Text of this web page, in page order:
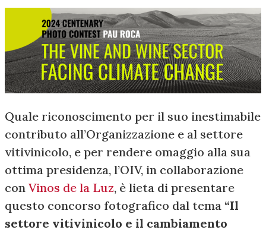
Quale riconoscimento per il suo inestimabile
contributo all’Organizzazione e al settore
vitivinicolo, e per rendere omaggio alla sua
ottima presidenza, l’OIV, in collaborazione
con Vinos de la Luz, è lieta di presentare
questo concorso fotografico dal tema “Il
settore vitivinicolo e il cambiamento